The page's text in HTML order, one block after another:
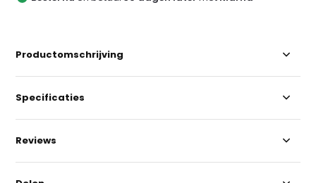
Productomschrijving
Specificaties
Reviews